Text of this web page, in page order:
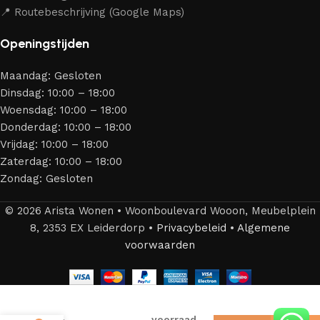
jarenlang kunt genieten van jouw interieur.
📍 Routebeschrijving (Google Maps)
Openingstijden
Maandag: Gesloten
Dinsdag: 10:00 – 18:00
Woensdag: 10:00 – 18:00
Donderdag: 10:00 – 18:00
Vrijdag: 10:00 – 18:00
Zaterdag: 10:00 – 18:00
Zondag: Gesloten
© 2026 Arista Wonen • Woonboulevard Wooon, Meubelplein
8, 2353 EX Leiderdorp • Privacybeleid • Algemene
voorwaarden